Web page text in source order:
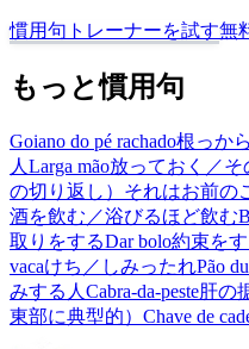
慣用句トレーナーを試す無
もっと慣用句
Goiano do pé rachado根っか
人 Larga mão放っておく／そ
の切り返し）それはお前の
酒を飲む／浴びるほど飲む
取りをするDar bolo約束を
vacaけち／しみったれPão
みする人 Cabra-da-peste肝の
東部に典型的） Chave de